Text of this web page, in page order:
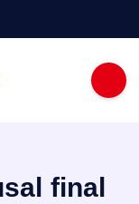
final